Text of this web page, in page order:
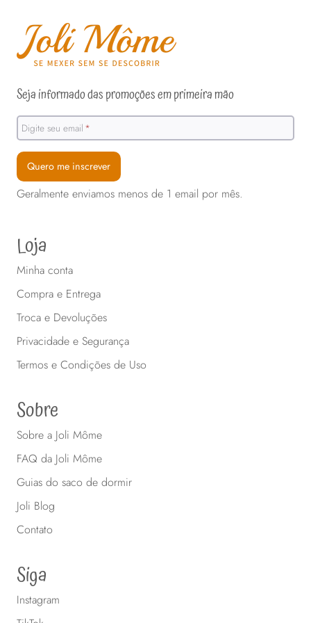
várias
variantes.
As
podem
ser
escolhidas
página
do
Seja informado das promoções em primeira mão
Digite seu email *
Quero me inscrever
Geralmente enviamos menos de 1 email por mês.
Loja
Minha conta
Compra e Entrega
Troca e Devoluções
Privacidade e Segurança
Termos e Condições de Uso
Sobre
Sobre a Joli Môme
FAQ da Joli Môme
Guias do saco de dormir
Joli Blog
Contato
Siga
Instagram